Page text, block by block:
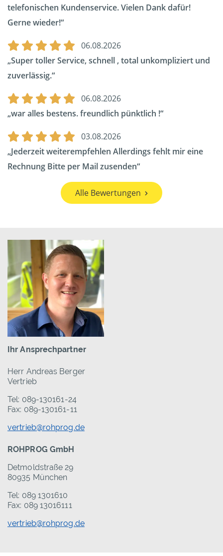
telefonischen Kundenservice. Vielen Dank dafür!
Gerne wieder!
06.08.2026
Super toller Service, schnell , total unkompliziert und
zuverlässig.
06.08.2026
war alles bestens. freundlich pünktlich !
03.08.2026
Jederzeit weiterempfehlen Allerdings fehlt mir eine
Rechnung Bitte per Mail zusenden
Alle Bewertungen
Ihr Ansprechpartner
Herr Andreas Berger
Vertrieb
Tel: 089-130161-24
Fax: 089-130161-11
vertrieb@rohprog.de
ROHPROG GmbH
Detmoldstraße 29
80935 München
Tel: 089 1301610
Fax: 089 13016111
vertrieb@rohprog.de